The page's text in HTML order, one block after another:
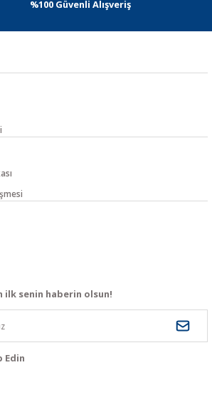
%100 Güvenli Alışveriş
ilk senin haberin olsun!
Edin